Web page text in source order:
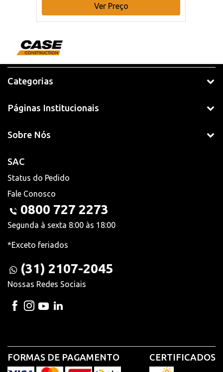
Ver Preço
Categorias
Páginas Institucionais
Sobre Nós
SAC
Status do Pedido
Fale Conosco
0800 727 2273
Segunda à sexta 8:00 às 18:00
*Exceto feriados
(31) 2107-2045
Nossas Redes Sociais
FORMAS DE PAGAMENTO CERTIFICADOS